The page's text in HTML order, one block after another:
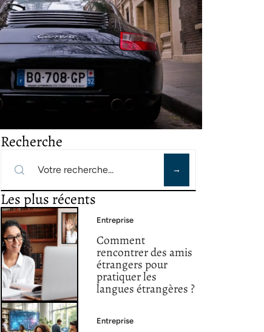
Recherche
Les plus récents
Entreprise
Comment
rencontrer des amis
étrangers pour
pratiquer les
langues étrangères ?
Entreprise